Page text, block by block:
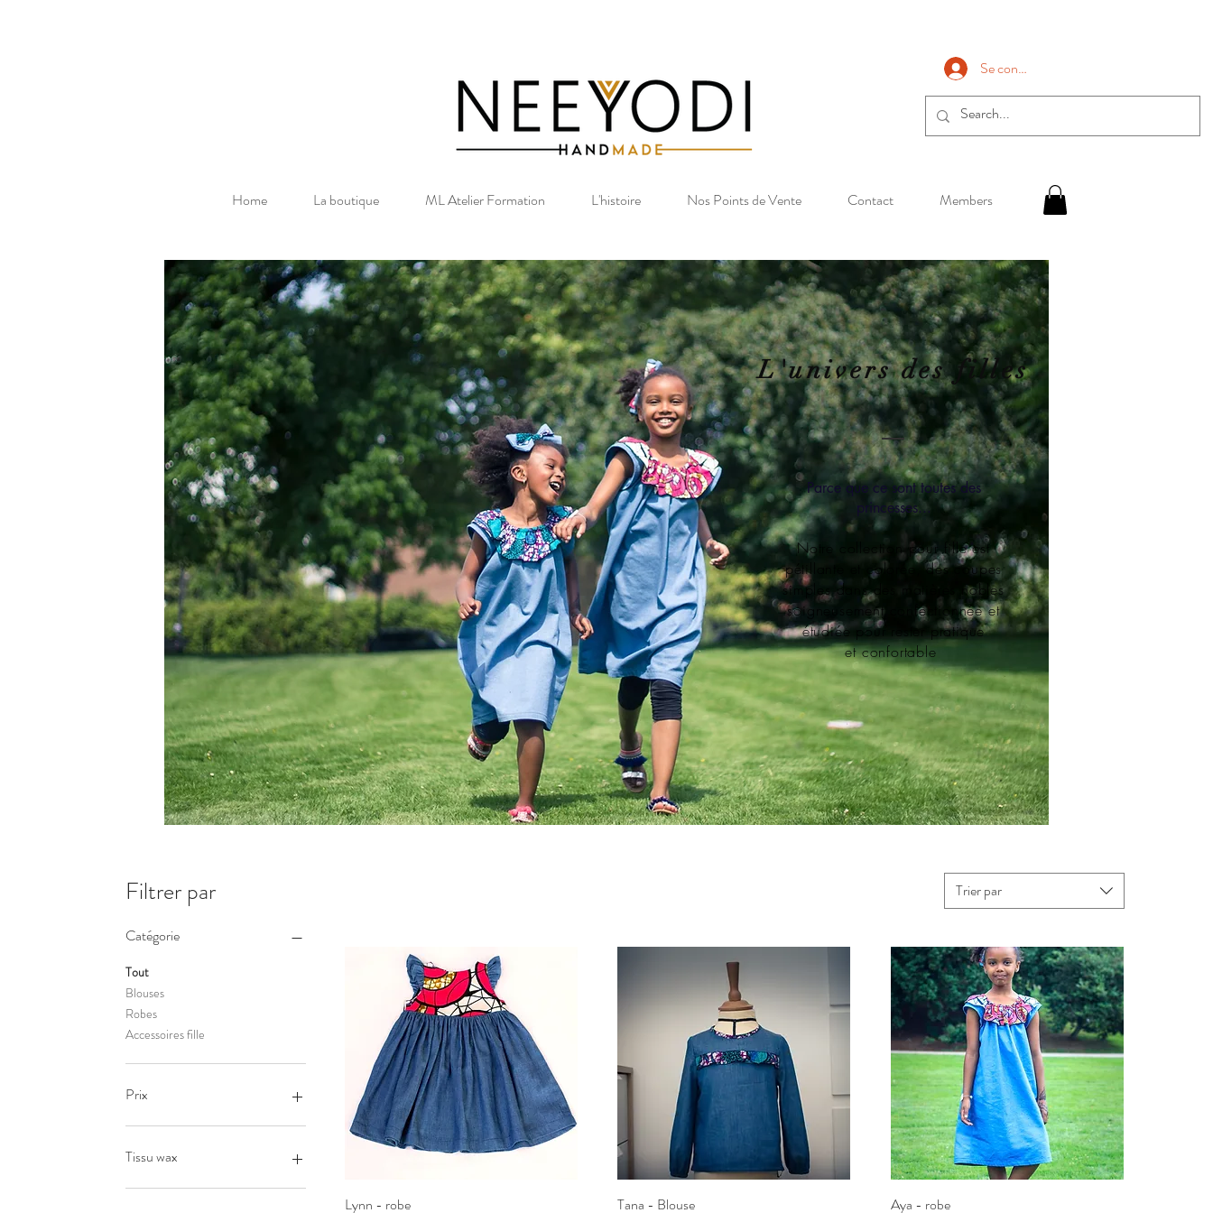
Se connecter
Home La boutique ML Atelier Formation L'histoire Nos Points de Vente Contact Members
L'univers des filles
Parce que ce sont toutes des
princesses...
Notre collection pour fille est
pétillante et colorée, des coupes
simples dans des matières nobles
soigneusement
confectionnée et
étudiée pour rester pratique
et confortable
Filtrer par
Catégorie
Tout
Blouses
Robes
Accessoires fille
Prix
15 €
Tissu wax
bleu roi
Trier par
Lynn - robe
Tana - Blouse
Aya - robe